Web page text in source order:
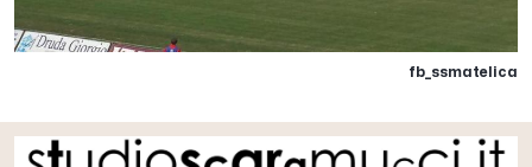
fb_ssmatelica